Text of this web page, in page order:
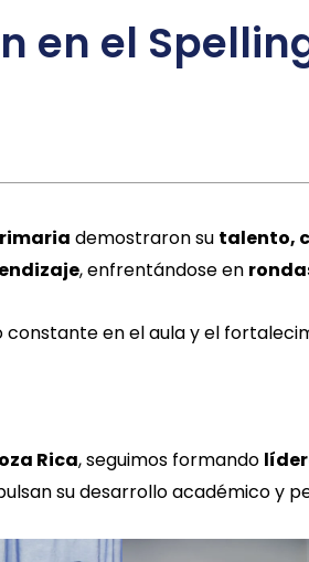
en el
demostraron su talento,
, enfrentándose en
en el aula y el
Rica, seguimos formando
su desarrollo académico y